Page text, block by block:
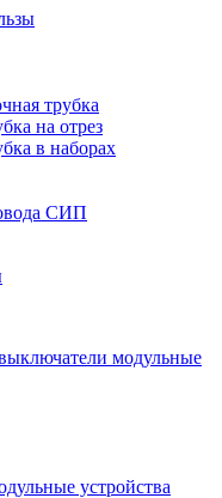
трубка
на отрез
в наборах
СИП
модульные
устройства